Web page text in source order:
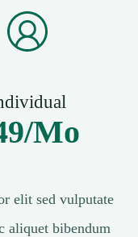
Mo
elit sed vulputate
aliquet bibendum